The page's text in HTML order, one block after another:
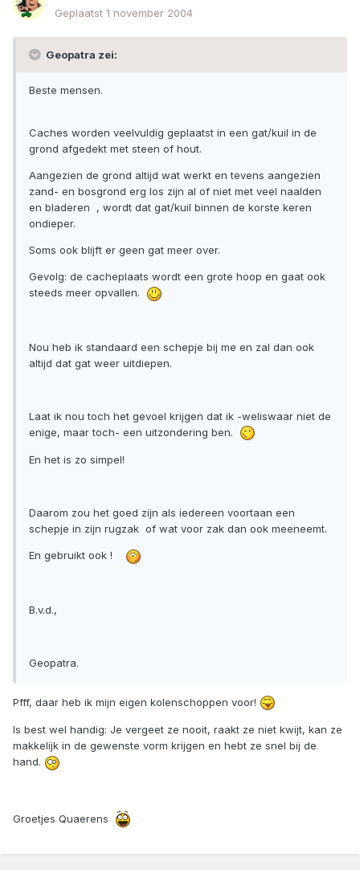
Geplaatst 1 november 2004
Geopatra zei:
Beste mensen.
Caches worden veelvuldig geplaatst in een gat/kuil in de
grond afgedekt met steen of hout.
Aangezien de grond altijd wat werkt en tevens aangezien
zand- en bosgrond erg los zijn al of niet met veel naalden
en bladeren , wordt dat gat/kuil binnen de korste keren
ondieper.
Soms ook blijft er geen gat meer over.
Gevolg: de cacheplaats wordt een grote hoop en gaat ook
steeds meer opvallen.
Nou heb ik standaard een schepje bij me en zal dan ook
altijd dat gat weer uitdiepen.
Laat ik nou toch het gevoel krijgen dat ik -weliswaar niet de
enige, maar toch- een uitzondering ben.
En het is zo simpel!
Daarom zou het goed zijn als iedereen voortaan een
schepje in zijn rugzak of wat voor zak dan ook meeneemt.
En gebruikt ook !
B.v.d.,
Geopatra.
Pfff, daar heb ik mijn eigen kolenschoppen voor!
Is best wel handig: Je vergeet ze nooit, raakt ze niet kwijt, kan ze
makkelijk in de gewenste vorm krijgen en hebt ze snel bij de
hand.
Groetjes Quaerens